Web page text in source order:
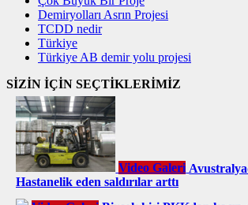
Demiryolları Asrın Projesi
TCDD nedir
Türkiye
Türkiye AB demir yolu projesi
SİZİN İÇİN SEÇTİKLERİMİZ
Video Galeri
Hastanelik eden saldırılar arttı